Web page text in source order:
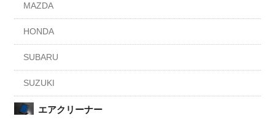
MAZDA
HONDA
SUBARU
SUZUKI
エアクリーナー